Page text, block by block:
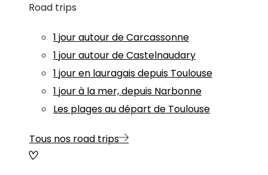
Road trips
1 jour autour de Carcassonne
1 jour autour de Castelnaudary
1 jour en lauragais depuis Toulouse
1 jour à la mer, depuis Narbonne
Les plages au départ de Toulouse
Tous nos road trips